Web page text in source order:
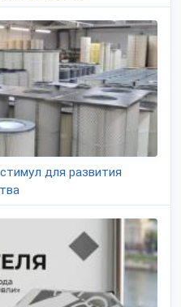
для развития